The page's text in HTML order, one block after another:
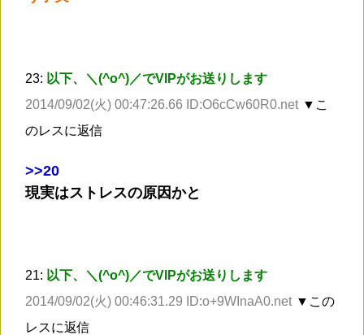
23: 以下、＼(^o^)／でVIPがお送りします
2014/09/02(火) 00:47:26.66 ID:O6cCw60R0.net ▼こ
のレスに返信
>>20
現実はストレスの原因かと
21: 以下、＼(^o^)／でVIPがお送りします
2014/09/02(火) 00:46:31.29 ID:o+9WInaA0.net ▼この
レスに返信